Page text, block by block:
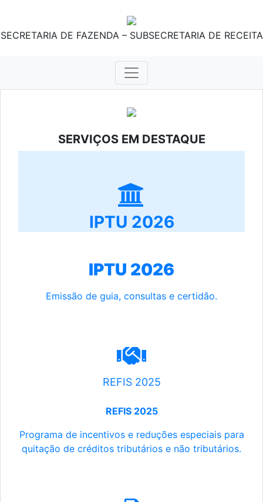
SECRETARIA DE FAZENDA – SUBSECRETARIA DE RECEITA
SERVIÇOS EM DESTAQUE
IPTU 2026
IPTU 2026
Emissão de guia, consultas e certidão.
REFIS 2025
REFIS 2025
Programa de incentivos e reduções especiais para
quitação de créditos tributários e não tributários.